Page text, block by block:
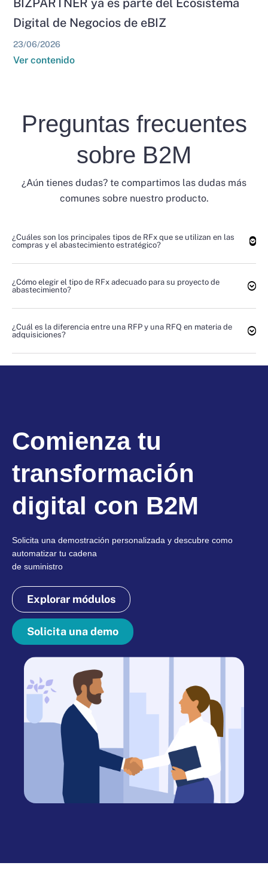
BIZPARTNER ya es parte del Ecosistema
Digital de Negocios de eBIZ
23/06/2026
Ver contenido
Preguntas frecuentes
sobre B2M
¿Aún tienes dudas? te compartimos las dudas más
comunes sobre nuestro producto.
¿Cuáles son los principales tipos de RFx que se utilizan en las
compras y el abastecimiento estratégico?
¿Cómo elegir el tipo de RFx adecuado para su proyecto de
abastecimiento?
¿Cuál es la diferencia entre una RFP y una RFQ en materia de
adquisiciones?
Comienza tu
transformación
digital con B2M
Solicita una demostración personalizada y descubre como
automatizar tu cadena
de suministro
Explorar módulos
Solicita una demo